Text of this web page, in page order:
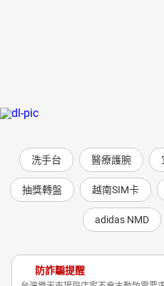
洗手台 醫療護腕
抽獎轉盤 越南SIM卡
adidas NMD
防詐騙提醒